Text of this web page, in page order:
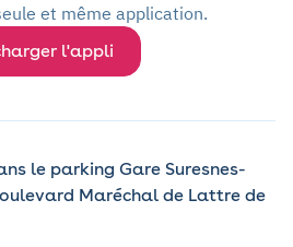
et même application.
l'appli
le parking Gare Suresnes-
Maréchal de Lattre de